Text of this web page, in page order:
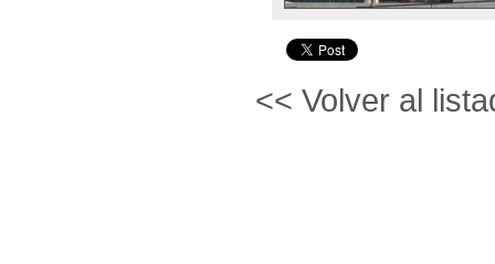
<< Volver al